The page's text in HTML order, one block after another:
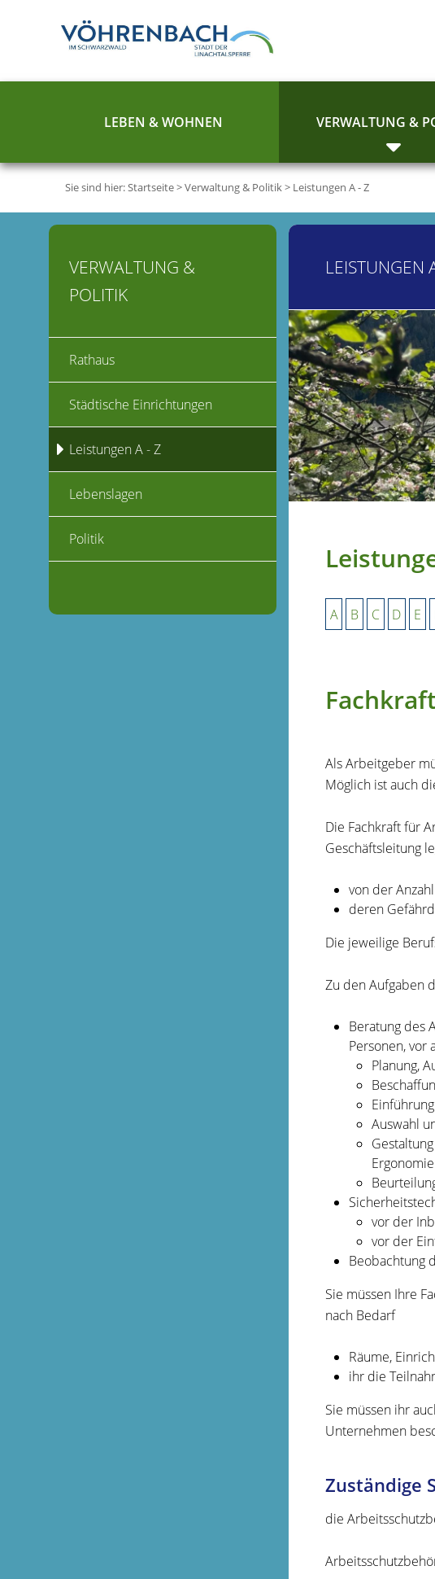
LEBEN & WOHNEN VERWALTUNG &
Sie sind hier:Startseite>Verwaltung & Politik> Leistungen A - Z
LEISTUNGEN
A B C D E
Als Arbeitgeber
Möglich ist auch
Die Fachkraft für
Geschäftsleitung
von der
deren
Die jeweilige
Zu den Aufgaben
Beratung des
Personen, vor
Planung,
Auswahl
vor der
vor der
Beobachtung
Sie müssen Ihre
nach Bedarf
Räume,
ihr die
Sie müssen ihr
Unternehmen
Zuständige
die
VERWALTUNG &
POLITIK
Rathaus
Städtische Einrichtungen
Leistungen A - Z
Lebenslagen
Politik